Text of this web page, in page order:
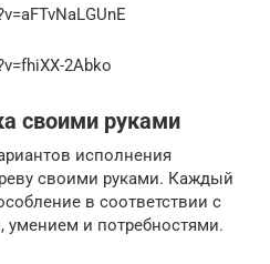
2Abko
своими руками
исполнения
своими руками. Каждый
в соответствии с
и потребностями.